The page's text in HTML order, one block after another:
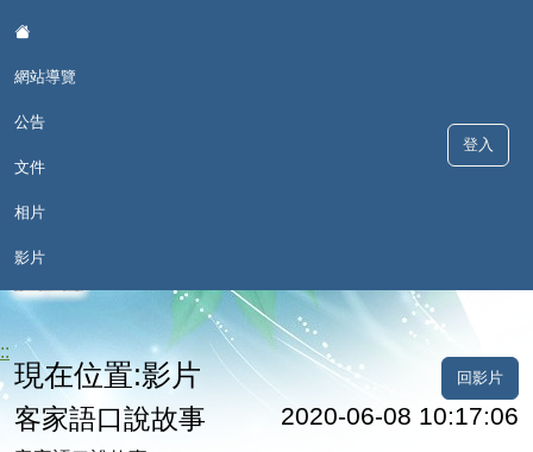
網站導覽
公告
文件
相片
影片
登入
言網
回影片
現在位置:影片
客家語口說故事 2020-06-08 10:17:06